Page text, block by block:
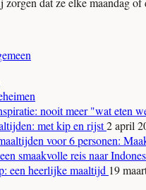
nooit meer "wat eten
met kip en rijst2 april
voor 6 personen:
smaakvolle reis naar
een heerlijke maaltijd 19